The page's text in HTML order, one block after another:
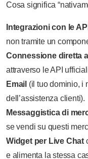
Cosa significa
Integrazioni con le
non tramite un
Connessione diretta
attraverso le API
Email (il tuo dominio, i
dell’assistenza clienti).
Messaggistica di
se vendi su questi
Widget per Live Chat
e alimenta la stessa